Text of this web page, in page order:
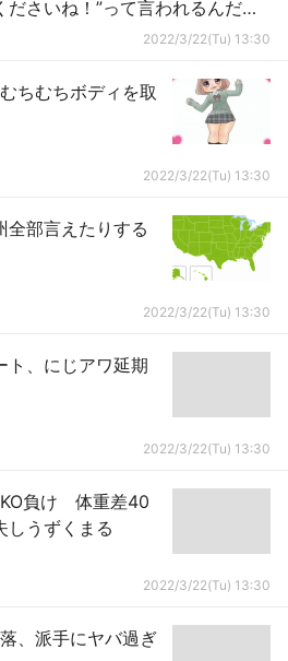
さいね！”って言われるんだ
のことを悪夢扱いするの？」なん
2022/3/22(Tu) 13:30
ちむちボディを取
2022/3/22(Tu) 13:30
全部言えたりする
2022/3/22(Tu) 13:30
ト、にじアワ延期
2022/3/22(Tu) 13:30
KO負け 体重差40
しうずくまる
2022/3/22(Tu) 13:30
、派手にヤバ過ぎ